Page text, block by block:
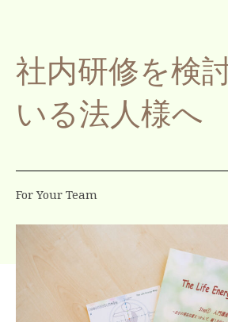
社内研修を検
いる法人様へ
For Your Team